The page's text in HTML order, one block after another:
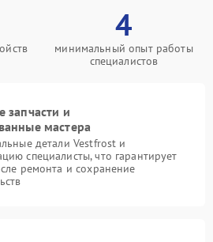
4
минимальный опыт работы
специалистов
запчасти и
мастера
детали Vestfrost и
специалисты, что гарантирует
ремонта и сохранение